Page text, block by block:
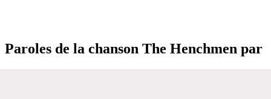
Paroles de la chanson The Henchmen par